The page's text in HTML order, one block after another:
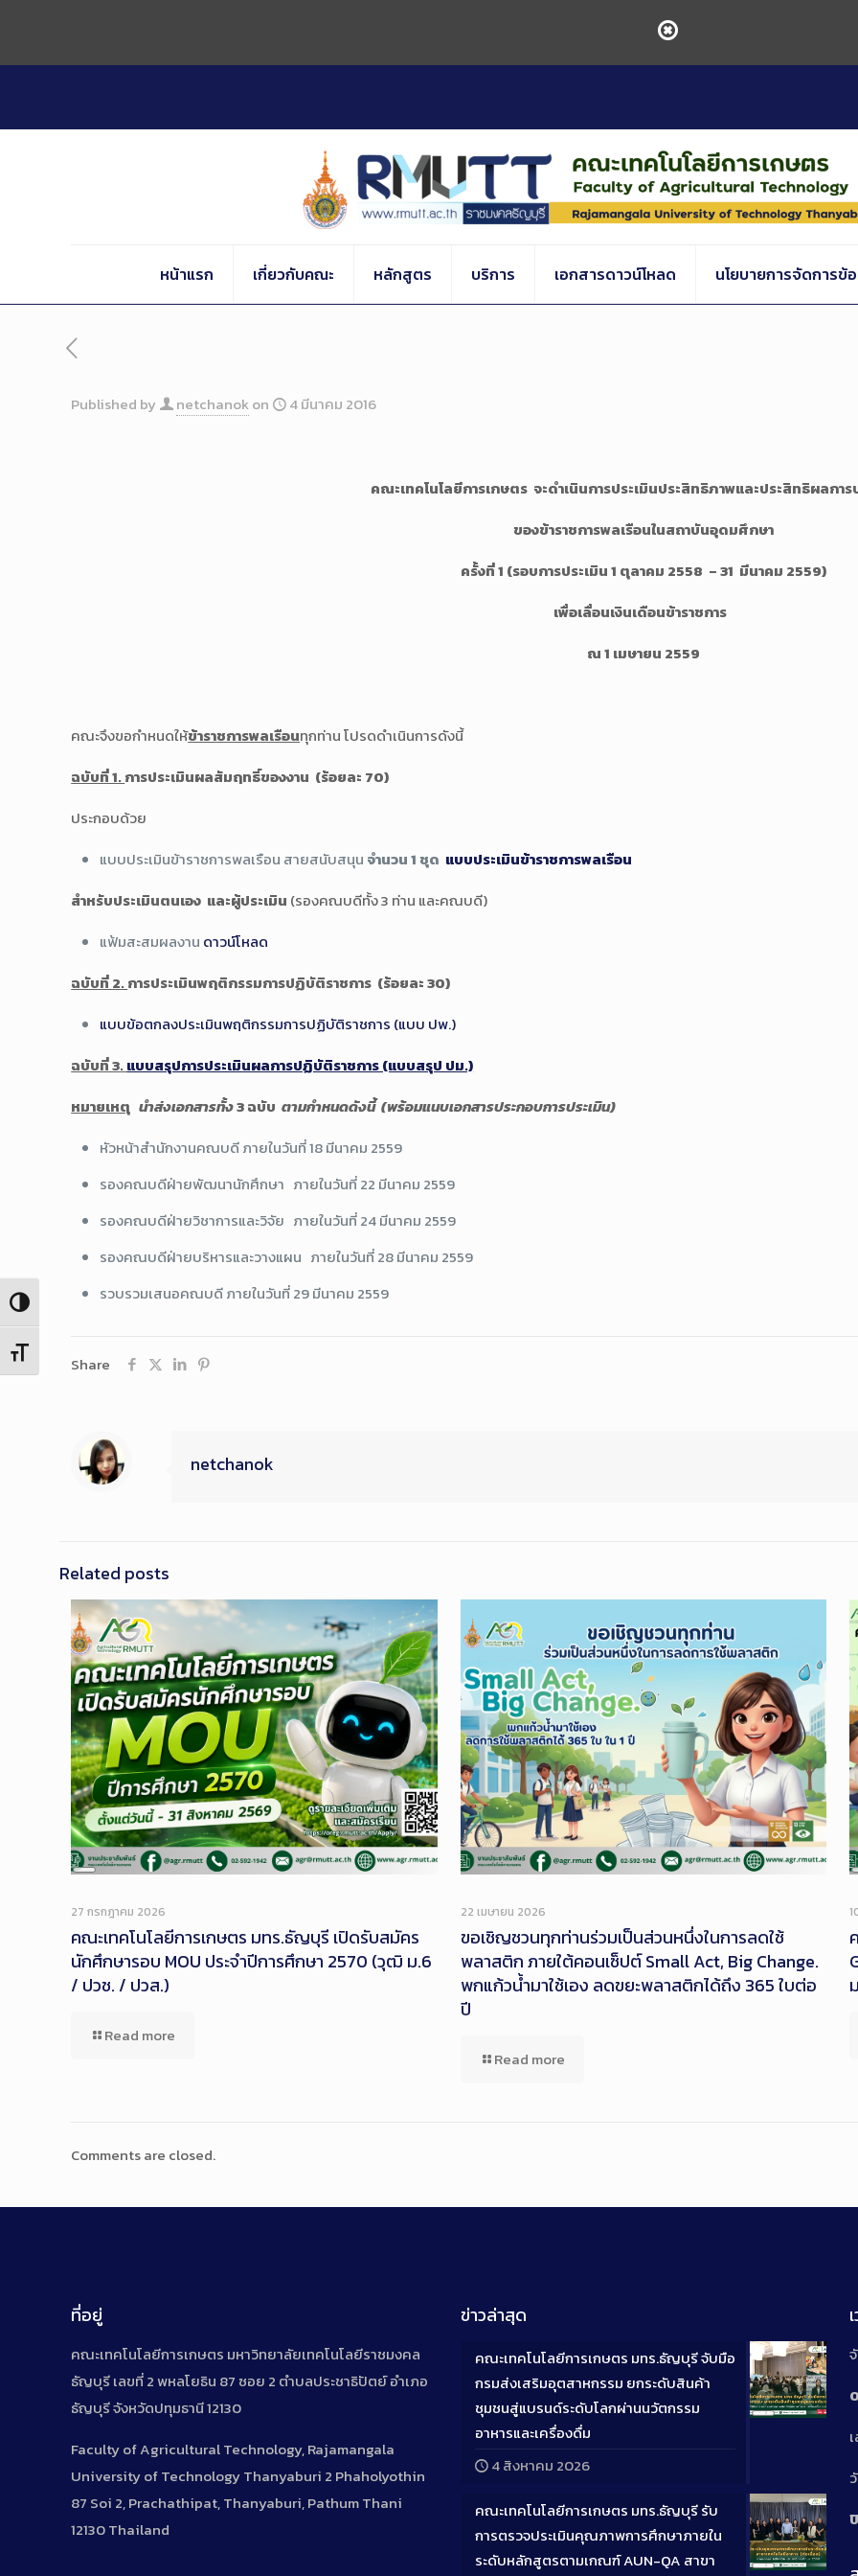
Content
Toggle High Contrast
Toggle Font size
หน้าแรก เกี่ยวกับคณะ หลักสูตร บริการ เอกสารดาวน์โหลด นโยบายการจัดการข้
Published by netchanokon 4 มีนาคม 2016
คณะเทคโนโลยีการเกษตร จะดำเนินการประเมินประสิทธิภาพและประสิทธิผลกา
ของข้าราชการพลเรือนในสถาบันอุดมศึกษา
ครั้งที่1 (รอบการประเมิน 1 ตุลาคม 2558 – 31 มีนาคม 2559)
เพื่อเลื่อนเงินเดือนข้าราชการ
ณ 1 เมษายน 2559
คณะจึงขอกำหนดให้ข้าราชการพลเรือนทุกท่าน โปรดดำเนินการดังนี้
ฉบับที่ 1.การประเมินผลสัมฤทธิ์ของงาน (ร้อยละ 70)
ประกอบด้วย
แบบประเมินข้าราชการพลเรือน สายสนับสนุน จำนวน1 ชุด แบบประเมินข้าราชการพลเรือน
สำหรับประเมินตนเอง และผู้ประเมิน (รองคณบดีทั้ง 3 ท่าน และคณบดี)
แฟ้มสะสมผลงาน ดาวน์โหลด
ฉบับที่ 2.การประเมินพฤติกรรมการปฏิบัติราชการ (ร้อยละ 30)
แบบข้อตกลงประเมินพฤติกรรมการปฏิบัติราชการ (แบบ ปพ.)
ฉบับที่ 3.แบบสรุปการประเมินผลการปฏิบัติราชการ (แบบสรุป ปม.)
หมายเหตุ นำส่งเอกสารทั้ง3 ฉบับ ตามกำหนดดังนี้ (พร้อมแนบเอกสารประกอบการประเมิน)
หัวหน้าสำนักงานคณบดี ภายในวันที่ 18 มีนาคม 2559
รองคณบดีฝ่ายพัฒนานักศึกษา ภายในวันที่ 22 มีนาคม 2559
รองคณบดีฝ่ายวิชาการและวิจัย ภายในวันที่ 24 มีนาคม 2559
รองคณบดีฝ่ายบริหารและวางแผน ภายในวันที่ 28 มีนาคม 2559
รวบรวมเสนอคณบดี ภายในวันที่ 29 มีนาคม 2559
Share
netchanok
Related posts
Long
27 กรกฎาคม 2026
คณะเทคโนโลยีการเกษตร มทร.ธัญบุรี เปิดรับสมัคร
นักศึกษารอบ MOU ประจำปีการศึกษา 2570 (วุฒิ ม.6
/ ปวช. / ปวส.)
Read more
22 เมษายน 2026
ขอเชิญชวนทุกท่านร่วมเป็นส่วนหนึ่งในการลดใช้
พลาสติก ภายใต้คอนเซ็ปต์ Small Act, Big Change.
พกแก้วน้ำมาใช้เอง ลดขยะพลาสติกได้ถึง 365 ใบต่อ
ปี
Read more
Comments are closed.
ที่อยู่
คณะเทคโนโลยีการเกษตร มหาวิทยาลัยเทคโนโลยีราชมงคล
ธัญบุรี เลขที่ 2 พหลโยธิน 87 ซอย 2 ตำบลประชาธิปัตย์ อำเภอ
ธัญบุรี จังหวัดปทุมธานี 12130
Faculty of Agricultural Technology, Rajamangala
University of Technology Thanyaburi 2 Phaholyothin
87 Soi 2, Prachathipat, Thanyaburi, Pathum Thani
12130 Thailand
ข่าวล่าสุด
Long
คณะเทคโนโลยีการเกษตร มทร.ธัญบุรี จับมือ
กรมส่งเสริมอุตสาหกรรม ยกระดับสินค้า
ชุมชนสู่แบรนด์ระดับโลกผ่านนวัตกรรม
อาหารและเครื่องดื่ม
4 สิงหาคม 2026
คณะเทคโนโลยีการเกษตร มทร.ธัญบุรี รับ
การตรวจประเมินคุณภาพการศึกษาภายใน
ระดับหลักสูตรตามเกณฑ์ AUN-QA สาขา